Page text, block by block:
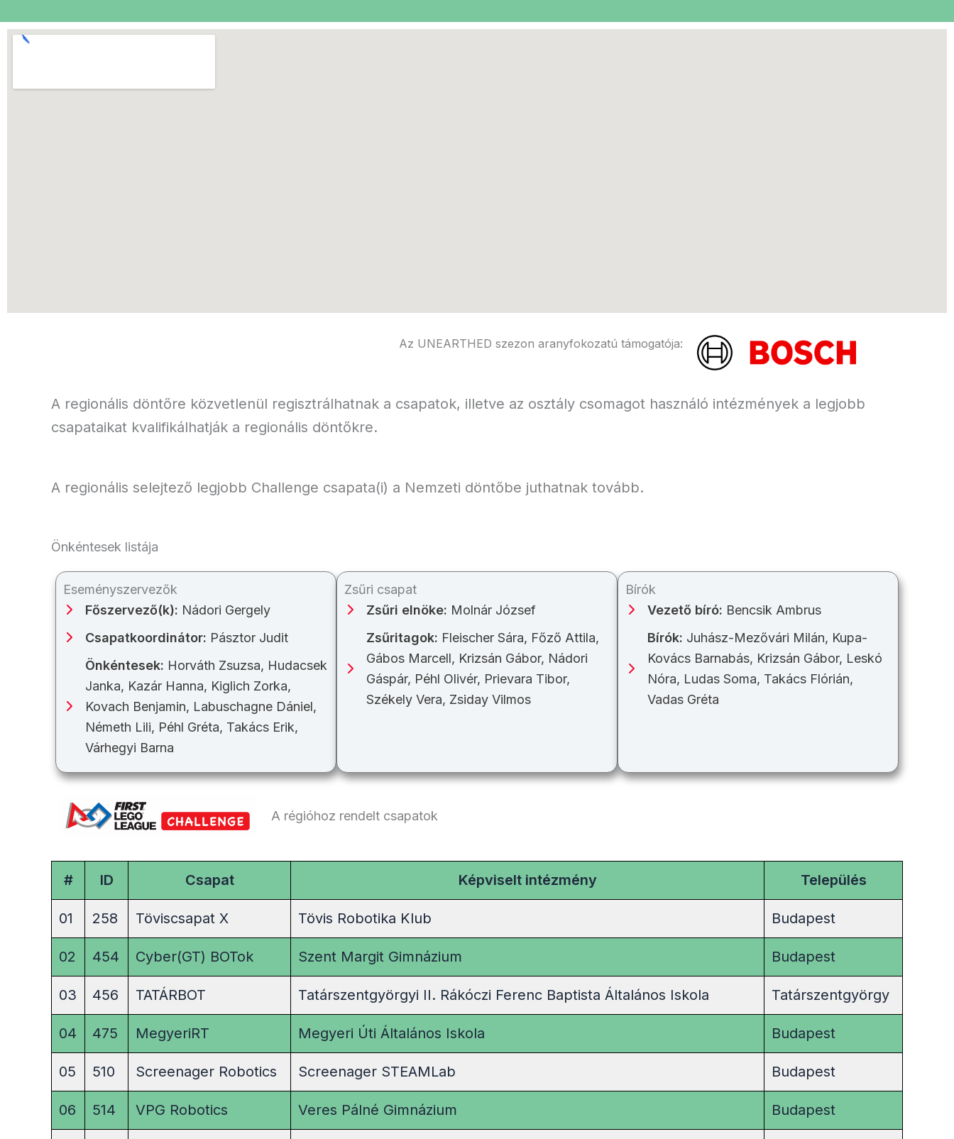
Az UNEARTHED szezon aranyfokozatú támogatója:
A regionális döntőre közvetlenül regisztrálhatnak a csapatok, illetve az osztály csomagot használó intézmények a legjobb
csapataikat kvalifikálhatják a regionális döntőkre.
A regionális selejtező legjobb Challenge csapata(i) a Nemzeti döntőbe juthatnak tovább.
Önkéntesek listája
Eseményszervezők
Főszervező(k): Nádori Gergely
Csapatkoordinátor: Pásztor Judit
Önkéntesek: Horváth Zsuzsa, Hudacsek
Janka, Kazár Hanna, Kiglich Zorka,
Kovach Benjamin, Labuschagne Dániel,
Németh Lili, Péhl Gréta, Takács Erik,
Várhegyi Barna
Zsűri csapat
Zsűri elnöke: Molnár József
Zsűritagok: Fleischer Sára, Főző Attila,
Gábos Marcell, Krizsán Gábor, Nádori
Gáspár, Péhl Olivér, Prievara Tibor,
Székely Vera, Zsiday Vilmos
Bírók
Vezető bíró: Bencsik Ambrus
Bírók: Juhász-Mezővári Milán, Kupa-
Kovács Barnabás, Krizsán Gábor, Leskó
Nóra, Ludas Soma, Takács Flórián,
Vadas Gréta
A régióhoz rendelt csapatok
# ID Csapat Képviselt intézmény Település
01 258 Töviscsapat X Tövis Robotika Klub Budapest
02 454 Cyber(GT) BOTok Szent Margit Gimnázium Budapest
03 456 TATÁRBOT Tatárszentgyörgyi II. Rákóczi Ferenc Baptista Általános Iskola Tatárszentgyörgy
04 475 MegyeriRT Megyeri Úti Általános Iskola Budapest
05 510 Screenager Robotics Screenager STEAMLab Budapest
06 514 VPG Robotics Veres Pálné Gimnázium Budapest